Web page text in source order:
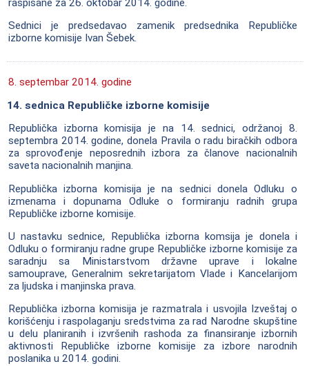
raspisane za 26. oktobar 2014. godine.
Sednici je predsedavao zamenik predsednika Republičke
izborne komisije Ivan Šebek.
8. septembar 2014. godine
14. sednica Republičke izborne komisije
Republička izborna komisija je na 14. sednici, održanoj 8.
septembra 2014. godine, donela Pravila o radu biračkih odbora
za sprovođenje neposrednih izbora za članove nacionalnih
saveta nacionalnih manjina.
Republička izborna komisija je na sednici donela Odluku o
izmenama i dopunama Odluke o formiranju radnih grupa
Republičke izborne komisije.
U nastavku sednice, Republička izborna komsija je donela i
Odluku o formiranju radne grupe Republičke izborne komisije za
saradnju sa Ministarstvom državne uprave i lokalne
samouprave, Generalnim sekretarijatom Vlade i Kancelarijom
za ljudska i manjinska prava.
Republička izborna komisija je razmatrala i usvojila Izveštaj o
korišćenju i raspolaganju sredstvima za rad Narodne skupštine
u delu planiranih i izvršenih rashoda za finansiranje izbornih
aktivnosti Republičke izborne komisije za izbore narodnih
poslanika u 2014. godini.